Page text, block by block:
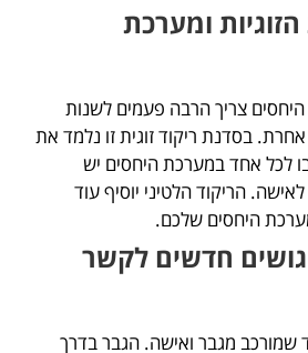
ומערכת
צריך הרבה פעמים לשנות
בסדנת ריקוד זוגית זו נלמד את
לכל אחד במערכת היחסים יש
הריקוד הלטיני יוסיף עוד
היחסים שלכם.
חדשים לקשר
שמורכב מגבר ואישה. הגבר בדרך